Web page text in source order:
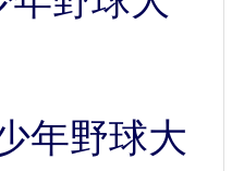
年野球大